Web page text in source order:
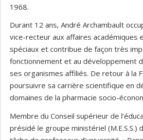
1968.
Durant 12 ans, André Archambault
vice-recteur aux affaires académiques
spéciaux et contribue de façon très
fonctionnement et au développement
ses organismes affiliés. De retour à la
poursuivre sa carrière scientifique en
domaines de la pharmacie socio-
Membre du Conseil supérieur de
présidé le groupe ministériel (M.E.S.S.)